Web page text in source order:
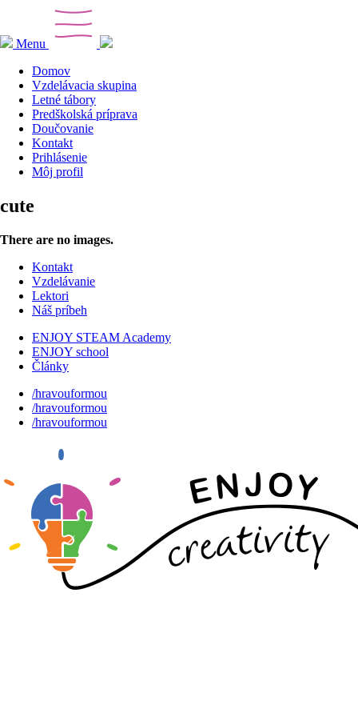
Menu
Domov
Vzdelávacia skupina
Letné tábory
Predškolská príprava
Doučovanie
Kontakt
Prihlásenie
Môj profil
cute
There are no images.
Kontakt
Vzdelávanie
Lektori
Náš príbeh
ENJOY STEAM Academy
ENJOY school
Články
/hravouformou
/hravouformou
/hravouformou